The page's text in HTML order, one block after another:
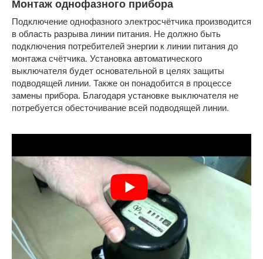
Монтаж однофазного прибора
Подключение однофазного электросчётчика производится
в область разрыва линии питания. Не должно быть
подключения потребителей энергии к линии питания до
монтажа счётчика. Установка автоматического
выключателя будет основательной в целях защиты
подводящей линии. Также он понадобится в процессе
замены прибора. Благодаря установке выключателя не
потребуется обесточивание всей подводящей линии.